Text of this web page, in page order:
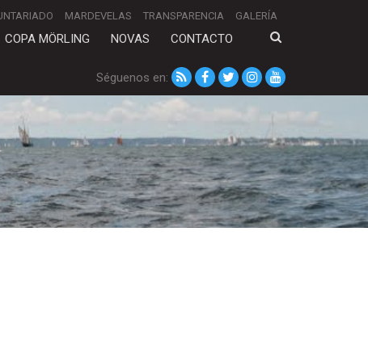
MARDEVELAS TRANSPARENCIA GALERÍA
COPA MÖRLING NOVAS CONTACTO
Séguenos en: